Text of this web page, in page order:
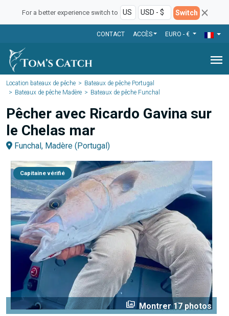
For a better experience switch to Switch
CONTACT ACCÈS EURO - €
menu
Location bateaux de pêche
Bateaux de pêche Portugal
Bateaux de pêche Madère
Bateaux de pêche Funchal
Pêcher avec Ricardo Gavina sur
le Chelas mar
Funchal, Madère (Portugal)
Capitaine vérifié
perm_media Montrer 17 photos